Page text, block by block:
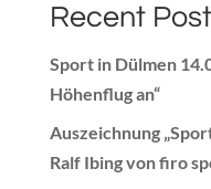
Recent
Sport in Dülmen
Höhenflug an“
Auszeichnung
Ralf Ibing von firo